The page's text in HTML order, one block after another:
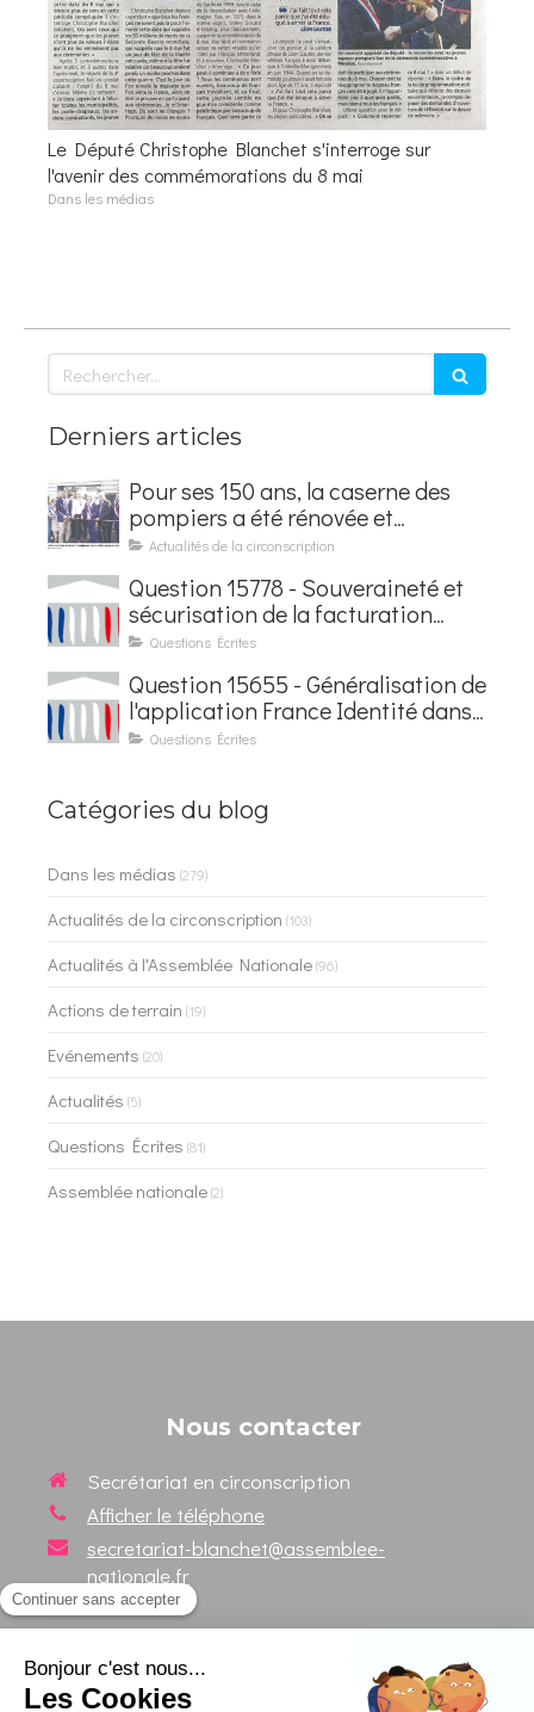
Le Député Christophe Blanchet s'interroge sur
l'avenir des commémorations du 8 mai
Dans les médias
Rechercher
Derniers articles
Pour ses 150 ans, la caserne des
pompiers a été rénovée et
baptisée au nom d'Hubert
Actualités de la circonscription
Question 15778 - Souveraineté et
sécurisation de la facturation
électronique
Questions Écrites
Question 15655 - Généralisation de
l'application France Identité dans
les contrôles du quotidien
Questions Écrites
Catégories du blog
Dans les médias (279)
Actualités de la circonscription (103)
Actualités à l'Assemblée Nationale(96)
Actions de terrain (19)
Evénements (20)
Actualités (5)
Questions Écrites (81)
Assemblée nationale(2)
Nous contacter
Secrétariat en circonscription
Afficher le téléphone
secretariat-blanchet@assemblee-
nationale.fr
Suivez votre Député sur les